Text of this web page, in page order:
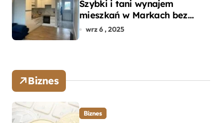
Szybki i tani wynajem
mieszkań w Markach bez
pośredników
wrz 6 , 2025
Biznes
Biznes